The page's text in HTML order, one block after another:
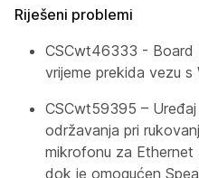
Riješeni problemi
CSCwt46333 - Board
vrijeme prekida vezu s
CSCwt59395 –
održavanja pri
mikrofonu za Ethernet
dok je omogućen